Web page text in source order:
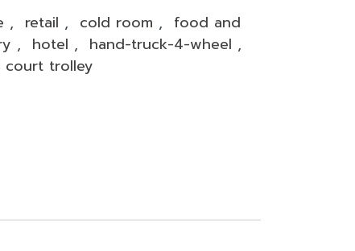
, retail , cold room , food and
, hotel , hand-truck-4-wheel ,
court trolley